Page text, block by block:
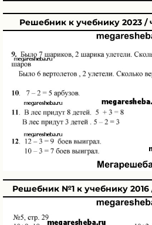
Решебник к учебнику 2023 /
Решебник №1 к учебнику 2016